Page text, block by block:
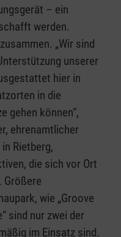
– ein
werden.
„Wir sind
unserer
hier in
in die
gehen können“,
ehrenamtlicher
Rietberg,
die sich vor Ort
Größere
wie „Groove
sind nur zwei der
im Einsatz sind.